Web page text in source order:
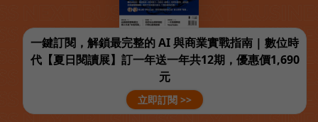
一鍵訂閱，解鎖最完整的 AI 與商業實戰指南 | 數位時
代【夏日閱讀展】訂一年送一年共12期，優惠價1,690
元
立即訂閱 >>